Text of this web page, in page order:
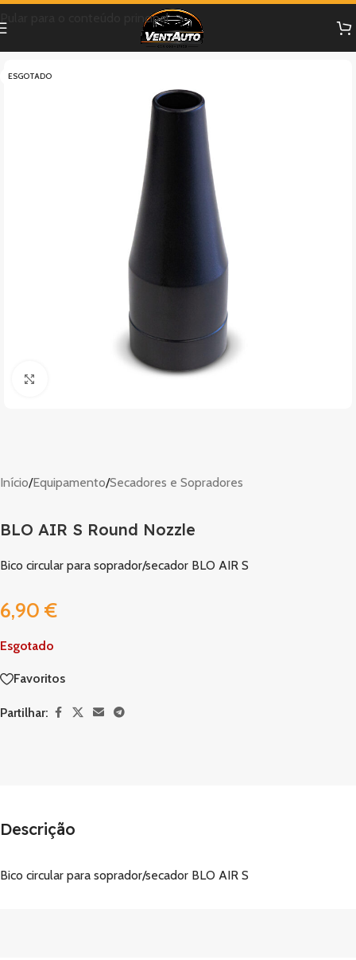
Pular para o conteúdo principal
ESGOTADO
Início/Equipamento/Secadores e Sopradores
BLO AIR S Round Nozzle
Bico circular para soprador/secador BLO AIR S
6,90 €
Esgotado
Favoritos
Partilhar:
Descrição
Bico circular para soprador/secador BLO AIR S